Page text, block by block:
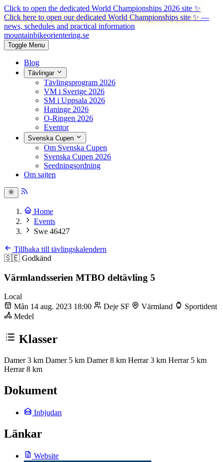
Click to open the dedicated World Championships 2026 site ✨
Click here to open our dedicated World Championships site ✨—
news, schedules and practical information
mountainbikeorientering.se
Toggle Menu
Blog
Tävlingar
Tävlingsprogram 2026
VM i Sverige 2026
SM i Uppsala 2026
Haninge 2026
O-Ringen 2026
Eventor
Svenska Cupen
Om Svenska Cupen
Svenska Cupen 2026
Seedningsordning
Om sajten
Home
Events
Swe 46427
Tillbaka till tävlingskalendern
🇸🇪 Godkänd
Värmlandsserien MTBO deltävling 5
Local
Mån 14 aug. 2023 18:00
Deje SF Värmland
Sportident
Medel
Klasser
Damer 3 km Damer 5 km Damer 8 km Herrar 3 km Herrar 5 km
Herrar 8 km
Dokument
Inbjudan
Länkar
Website